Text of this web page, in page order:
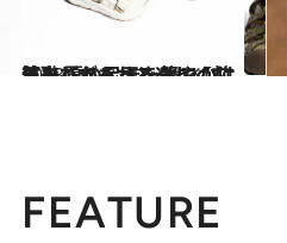
2023.5.4
外遊びがもっと楽しくなる！ 夏の足元を軽やかに演出してくれる おでかけしたくなるサンダル【前篇】
コミック ＆ エッセイ
FEATURE